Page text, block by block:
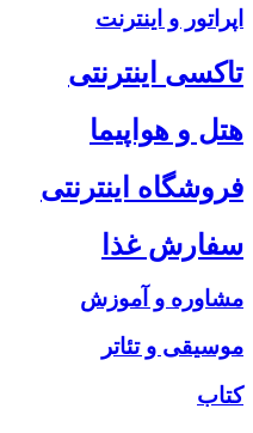
اپراتور و اینترنت
تاکسی اینترنتی
هتل و هواپیما
فروشگاه اینترنتی
سفارش غذا
مشاوره و آموزش
موسیقی و تئاتر
کتاب